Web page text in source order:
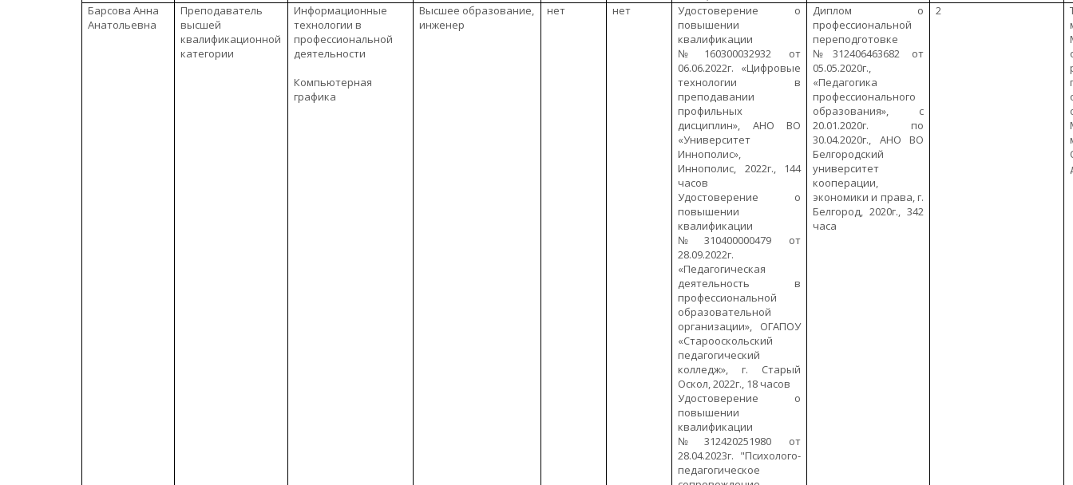
Барсова Анна
Анатольевна
Преподаватель
высшей
квалификационной
категории
Информационные
технологии в
профессиональной
деятельности
Компьютерная
графика
Высшее образование,
инженер
нет нет
Удостоверение о
повышении
квалификации
№160300032932 от
06.06.2022г. «Цифровые
технологии в
преподавании
профильных
дисциплин», АНО ВО
«Университет
Иннополис»,
Иннополис, 2022г., 144
часов
Удостоверение о
повышении
квалификации
№310400000479 от
28.09.2022г.
«Педагогическая
деятельность в
профессиональной
образовательной
организации», ОГАПОУ
«Старооскольский
педагогический
колледж», г. Старый
Оскол, 2022г., 18 часов
Удостоверение о
повышении
квалификации
№312420251980 от
28.04.2023г. "Психолого-
педагогическое
Диплом о
профессиональной
переподготовке
№312406463682 от
05.05.2020г.,
«Педагогика
профессионального
образования», с
20.01.2020г. по
30.04.2020г., АНО ВО
Белгородский
университет
кооперации,
экономики и права, г.
Белгород, 2020г., 342
часа
2